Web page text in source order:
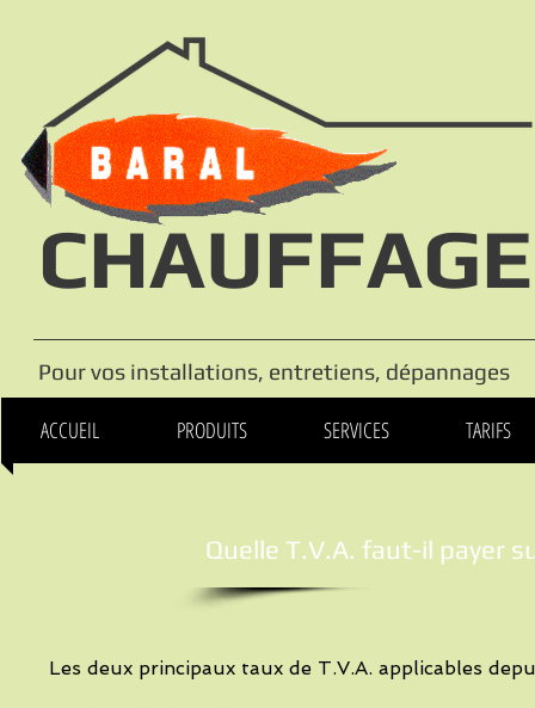
CHAUFFAGE
Pour vos installations, entretiens, dépannages
ACCUEIL PRODUITS SERVICES TARIFS
Quelle T.V.A. faut-il payer
Les deux principaux taux de T.V.A. applicables